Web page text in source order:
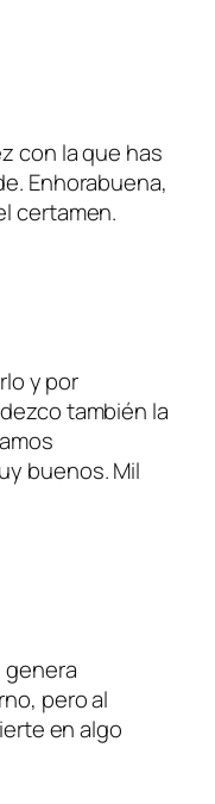
con la que has
Enhorabuena,
certamen.
y por
también la
buenos. Mil
genera
pero al
en algo